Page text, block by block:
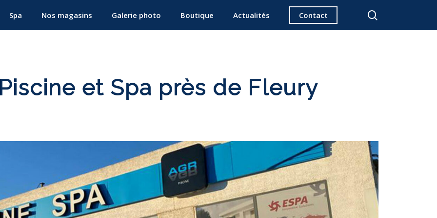
Spa Nos magasins Galerie photo Boutique Actualités Contact
et Spa près de Fleury